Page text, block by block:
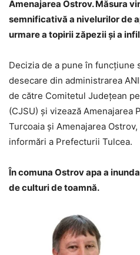
Amenajarea Ostrov. Măsura
semnificativă a nivelurilor de
urmare a topirii zăpezii și a
Decizia de a pune în funcțiune
desecare din administrarea
de către Comitetul Județean
(CJSU) și vizează Amenajarea
Turcoaia și Amenajarea
informări a Prefecturii Tulcea.
În comuna Ostrov apa a
de culturi de toamnă.